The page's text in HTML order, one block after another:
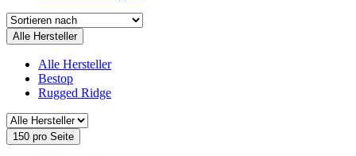
Alle Hersteller
Alle Hersteller
Bestop
Rugged Ridge
150 pro Seite